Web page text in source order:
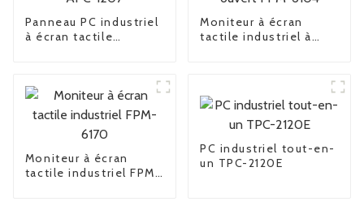
Panneau PC industriel
à écran tactile
Moniteur à écran
tactile industriel à
Moniteur à écran
tactile industriel FPM-
PC industriel tout-en-
un TPC-2120E